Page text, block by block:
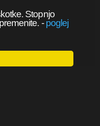
Stopnjo
-poglej